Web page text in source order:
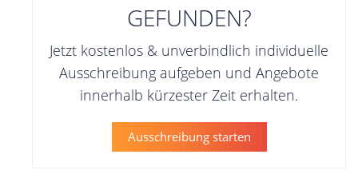
GEFUNDEN?
Jetzt kostenlos & unverbindlich individuelle
Ausschreibung aufgeben und Angebote
innerhalb kürzester Zeit erhalten.
Ausschreibung starten